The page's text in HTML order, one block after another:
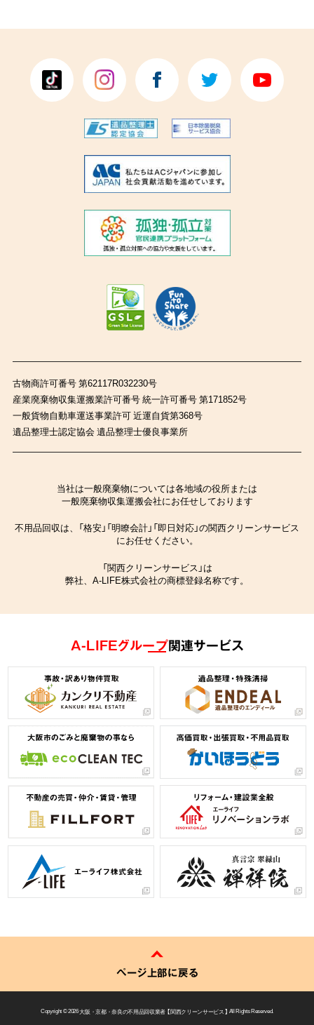
古物商許可番号 第62117R032230号
産業廃棄物収集運搬業許可番号 統一許可番号 第171852号
一般貨物自動車運送事業許可 近運自貨第368号
遺品整理士認定協会 遺品整理士優良事業所
当社は一般廃棄物については各地域の役所または
一般廃棄物収集運搬会社にお任せしております
不用品回収は、「格安」「明瞭会計」「即日対応」の関西クリーンサービス
にお任せください。
「関西クリーンサービス」は
弊社、A-LIFE株式会社の商標登録名称です。
A-LIFEグループ関連サービス
ページ上部に戻る
Copyright © 2026大阪・京都・奈良の不用品回収業者 【 関西クリーンサービス 】 All Rights Reserved.